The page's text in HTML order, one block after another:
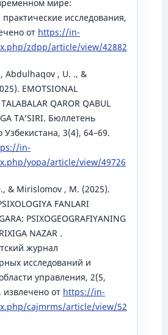
мире:
исследования,
от https://in-
zdpp/article/view/42882
Abdulhaqov , U. ., &
EMOTSIONAL
QAROR QABUL
TA’SIRI. Бюллетень
Узбекистана, 3(4), 64–69.
in-
yopa/article/view/49726
& Mirislomov , M. (2025).
FANLARI
PSIXOGEOGRAFIYANING
NAZAR .
журнал
исследований и
управления, 2(5,
извлечено от https://in-
cajmrms/article/view/52